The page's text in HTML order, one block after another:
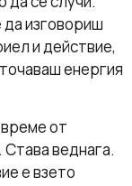
изговориш
и действие,
енергия
от
Става веднага.
е взето